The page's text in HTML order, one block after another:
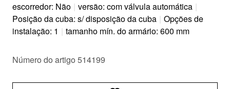
escorredor: Não | versão: com válvula automática |
Posição da cuba: s/ disposição da cuba | Opções de
instalação: 1 | tamanho mín. do armário: 600 mm
Número do artigo 514199